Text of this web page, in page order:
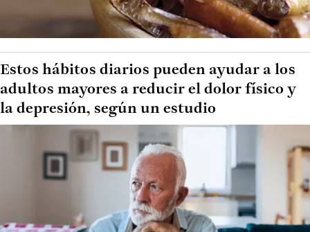
Estos hábitos diarios pueden ayudar a los
adultos mayores a reducir el dolor físico y
la depresión, según un estudio